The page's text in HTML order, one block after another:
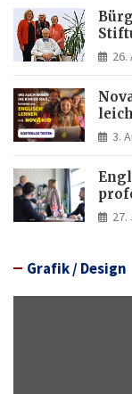
26.
3.
27.
Grafik / Design